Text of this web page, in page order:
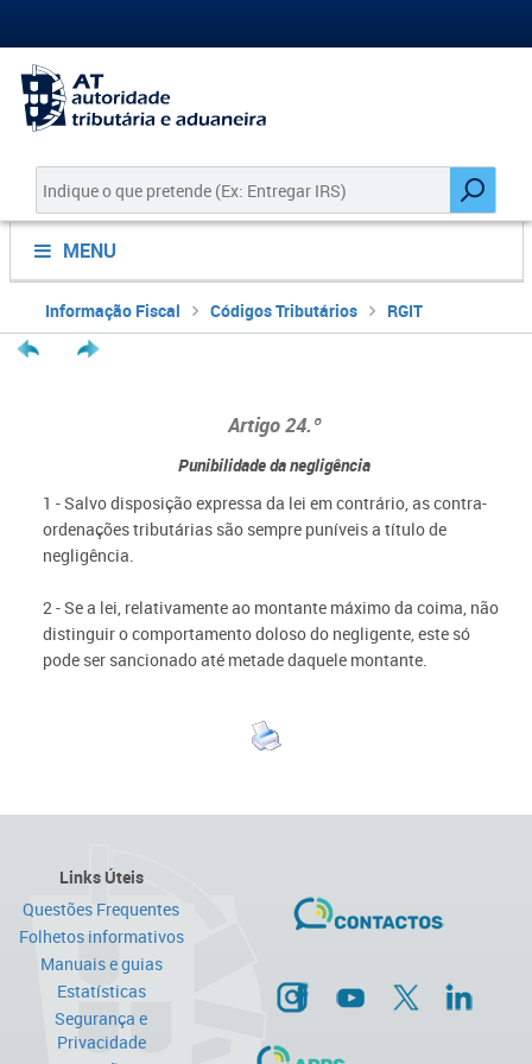
MENU
Informação Fiscal Códigos Tributários RGIT
Artigo 24.º
Punibilidade da negligência
1 - Salvo disposição expressa da lei em contrário, as contra-
ordenações tributárias são sempre puníveis a título de
negligência.
2 - Se a lei, relativamente ao montante máximo da coima, não
distinguir o comportamento doloso do negligente, este só
pode ser sancionado até metade daquele montante.
Links Úteis
Questões Frequentes
Folhetos informativos
Manuais e guias
Estatísticas
Segurança e
Privacidade